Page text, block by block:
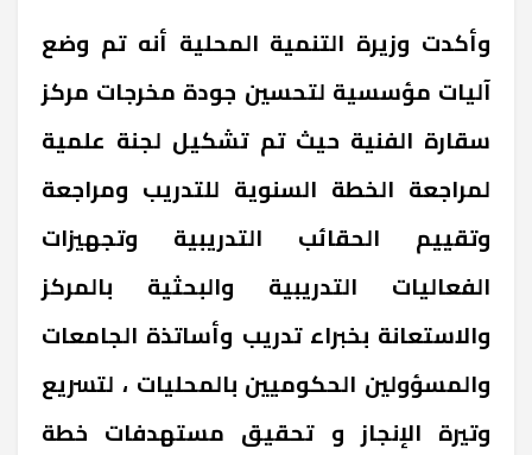
وأكدت وزيرة التنمية المحلية أنه تم وضع
آليات مؤسسية لتحسين جودة مخرجات مركز
سقارة الفنية حيث تم تشكيل لجنة علمية
لمراجعة الخطة السنوية للتدريب ومراجعة
وتقييم الحقائب التدريبية وتجهيزات
الفعاليات التدريبية والبحثية بالمركز
والاستعانة بخبراء تدريب وأساتذة الجامعات
والمسؤولين الحكوميين بالمحليات ، لتسريع
وتيرة الإنجاز و تحقيق مستهدفات خطة